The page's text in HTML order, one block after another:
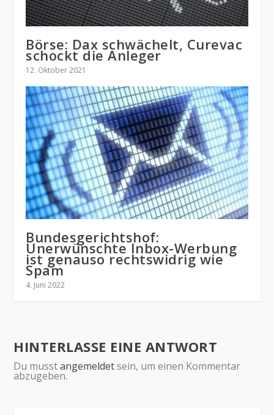
Börse: Dax schwächelt, Curevac
schockt die Anleger
12. Oktober 2021
Bundesgerichtshof:
Unerwünschte Inbox-Werbung
ist genauso rechtswidrig wie
Spam
4. Juni 2022
HINTERLASSE EINE ANTWORT
Du musstangemeldetsein, um einen Kommentar
abzugeben.